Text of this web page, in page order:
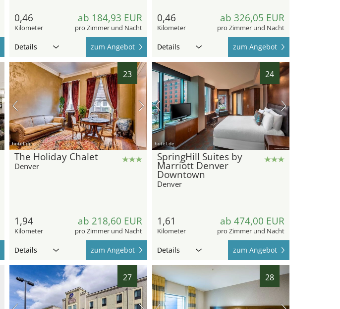
0,46
Kilometer
ab 184,93 EUR
pro Zimmer und Nacht
Details zum Angebot
0,46
Kilometer
ab 326,05 EUR
pro Zimmer und Nacht
Details zum Angebot
23
hotel.de
The Holiday Chalet
Denver
1,94
Kilometer
ab 218,60 EUR
pro Zimmer und Nacht
Details zum Angebot
24
hotel.de
SpringHill Suites by
Marriott Denver
Downtown
Denver
1,61
Kilometer
ab 474,00 EUR
pro Zimmer und Nacht
Details zum Angebot
27 28